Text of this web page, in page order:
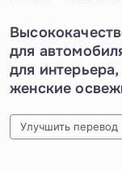
для
для
женские
Улучшить перевод